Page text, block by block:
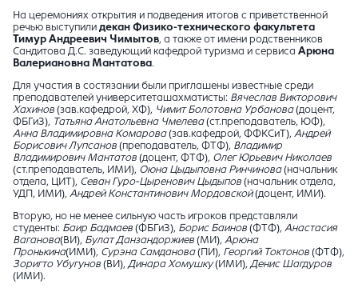
На церемониях открытия и подведения итогов с приветственной
речью выступили декан Физико-технического факультета
Тимур Андреевич Чимытов, а также от имени родственников
Сандитова Д.С. заведующий кафедрой туризма и сервиса Арюна
Валериановна Мантатова.
Для участия в состязании были приглашены известные среди
преподавателей университеташахматисты: Вячеслав Викторович
Хахинов (зав.кафедрой, ХФ), Чимит Болотовна Урбанова(доцент,
ФБГиЗ), Татьяна Анатольевна Чмелева(ст.преподаватель, ЮФ),
Анна Владимировна Комарова(зав.кафедрой, ФФКСиТ), Андрей
Борисович Лупсанов (преподаватель, ФТФ), Владимир
Владимирович Мантатов (доцент, ФТФ), Олег Юрьевич Николаев
(ст.преподаватель, ИМИ), Оюна Цыдыповна Ринчинова(начальник
отдела, ЦИТ), Севан Гуро-Цыренович Цыдыпов (начальник отдела,
УДП, ИМИ), Андрей Константинович Мордовской(доцент, ИМИ).
Вторую, но не менее сильную часть игроков представляли
студенты: Баир Бадмаев (ФБГиЗ), Борис Баинов (ФТФ), Анастасия
Ваганова(ВИ), Булат Данзандоржиев (МИ), Арюна
Пронькина(ИМИ), Сурэна Самданова(ПИ), Георгий Токтонов (ФТФ),
Зоригто Убугунов (ВИ), Динара Хомушку(ИМИ), Денис Шагдуров
(ИМИ).